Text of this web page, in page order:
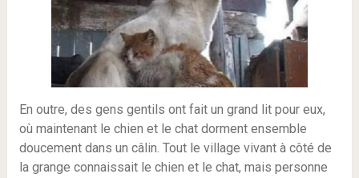
En outre, des gens gentils ont fait un grand lit pour eux,
où maintenant le chien et le chat dorment ensemble
doucement dans un câlin. Tout le village vivant à côté de
la grange connaissait le chien et le chat, mais personne